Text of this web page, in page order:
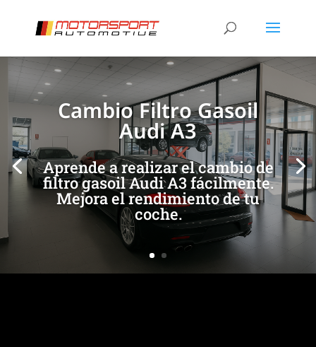
Cambio Filtro Gasoil
Audi A3
Aprende a realizar el cambio de
filtro gasoil Audi A3 fácilmente.
Mejora el rendimiento de tu
coche.
[/et_pb_slide] [/et_pb_slide]